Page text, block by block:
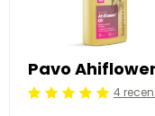
Beoordeling: 5/5